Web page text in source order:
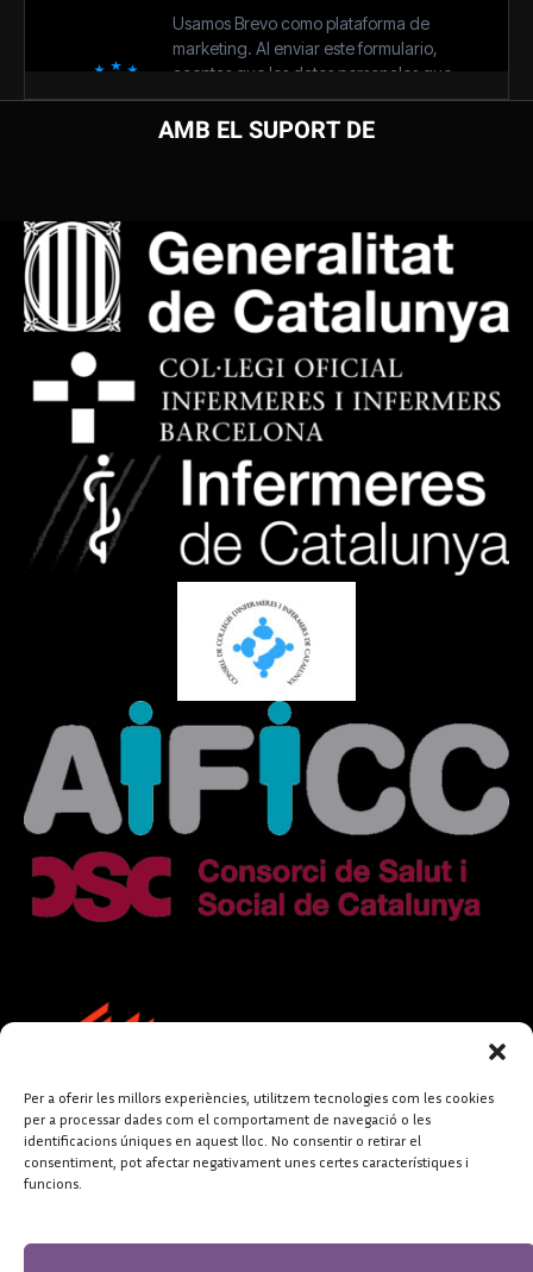
Per a oferir les millors experiències, utilitzem tecnologies com les cookies
per a processar dades com el comportament de navegació o les
identificacions úniques en aquest lloc. No consentir o retirar el
consentiment, pot afectar negativament unes certes característiques i
funcions.
AMB EL SUPORT DE
FUNDACIÓ